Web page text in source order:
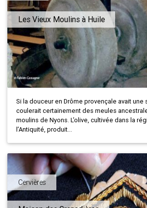
Les Vieux Moulins à Huile
Si la douceur en Drôme provençale avait une
coulerait certainement des meules
moulins de Nyons. L’olive, cultivée dans la
l’Antiquité, produit...
Cervières